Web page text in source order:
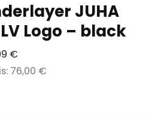
JUHA
Logo – black
€
76,00 €